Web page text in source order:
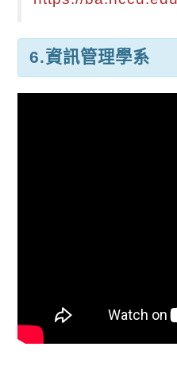
6.資訊管理學系